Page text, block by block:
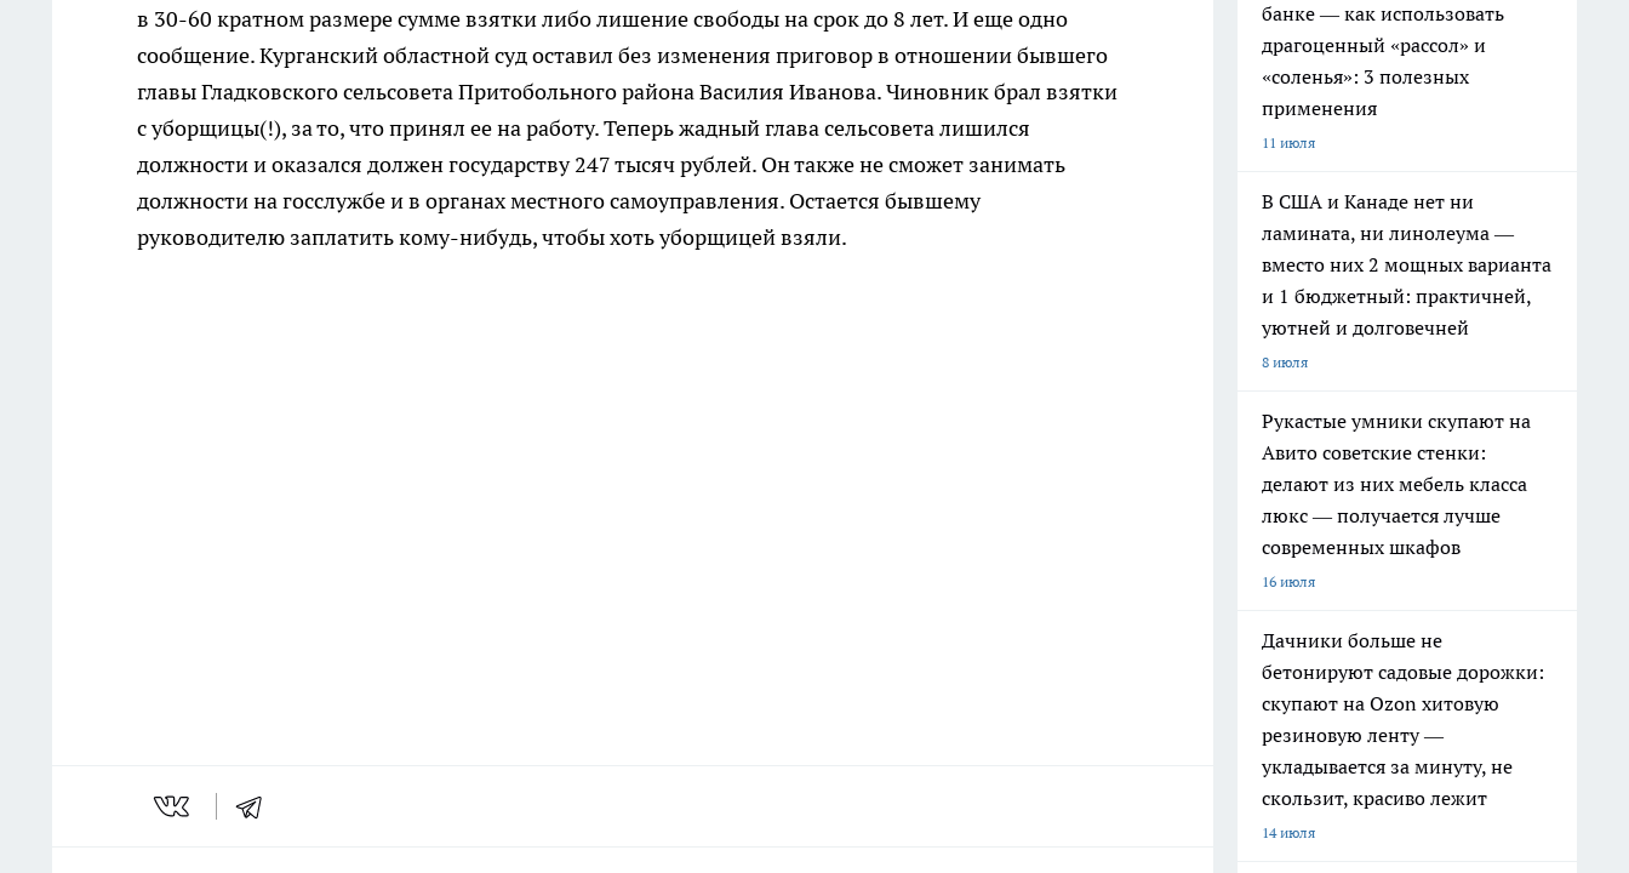
в 30-60 кратном размере сумме взятки либо лишение свободы на срок до 8 лет. И еще одно
сообщение. Курганский областной суд оставил без изменения приговор в отношении бывшего
главы Гладковского сельсовета Притобольного района Василия Иванова. Чиновник брал взятки
с уборщицы(!), за то, что принял ее на работу. Теперь жадный глава сельсовета лишился
должности и оказался должен государству 247 тысяч рублей. Он также не сможет занимать
должности на госслужбе и в органах местного самоуправления. Остается бывшему
руководителю заплатить кому-нибудь, чтобы хоть уборщицей взяли.
банке — как использовать
драгоценный «рассол» и
«соленья»: 3 полезных
применения
11 июля
В США и Канаде нет ни
ламината, ни линолеума —
вместо них 2 мощных варианта
и 1 бюджетный: практичней,
уютней и долговечней
8 июля
Рукастые умники скупают на
Авито советские стенки:
делают из них мебель класса
люкс — получается лучше
современных шкафов
16 июля
Дачники больше не
бетонируют садовые дорожки:
скупают на Ozon хитовую
резиновую ленту —
укладывается за минуту, не
скользит, красиво лежит
14 июля